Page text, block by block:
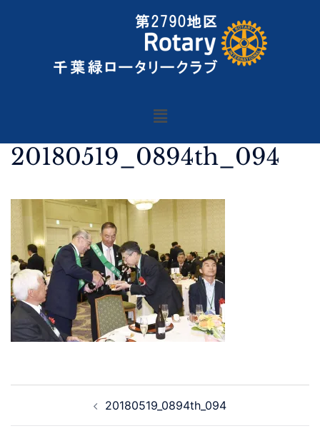
20180519_0894th_094
20180519_0894th_094